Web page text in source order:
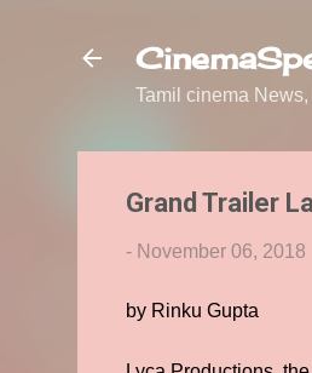
Tamil cinema
Grand Trailer
- November 06, 2018
by Rinku Gupta